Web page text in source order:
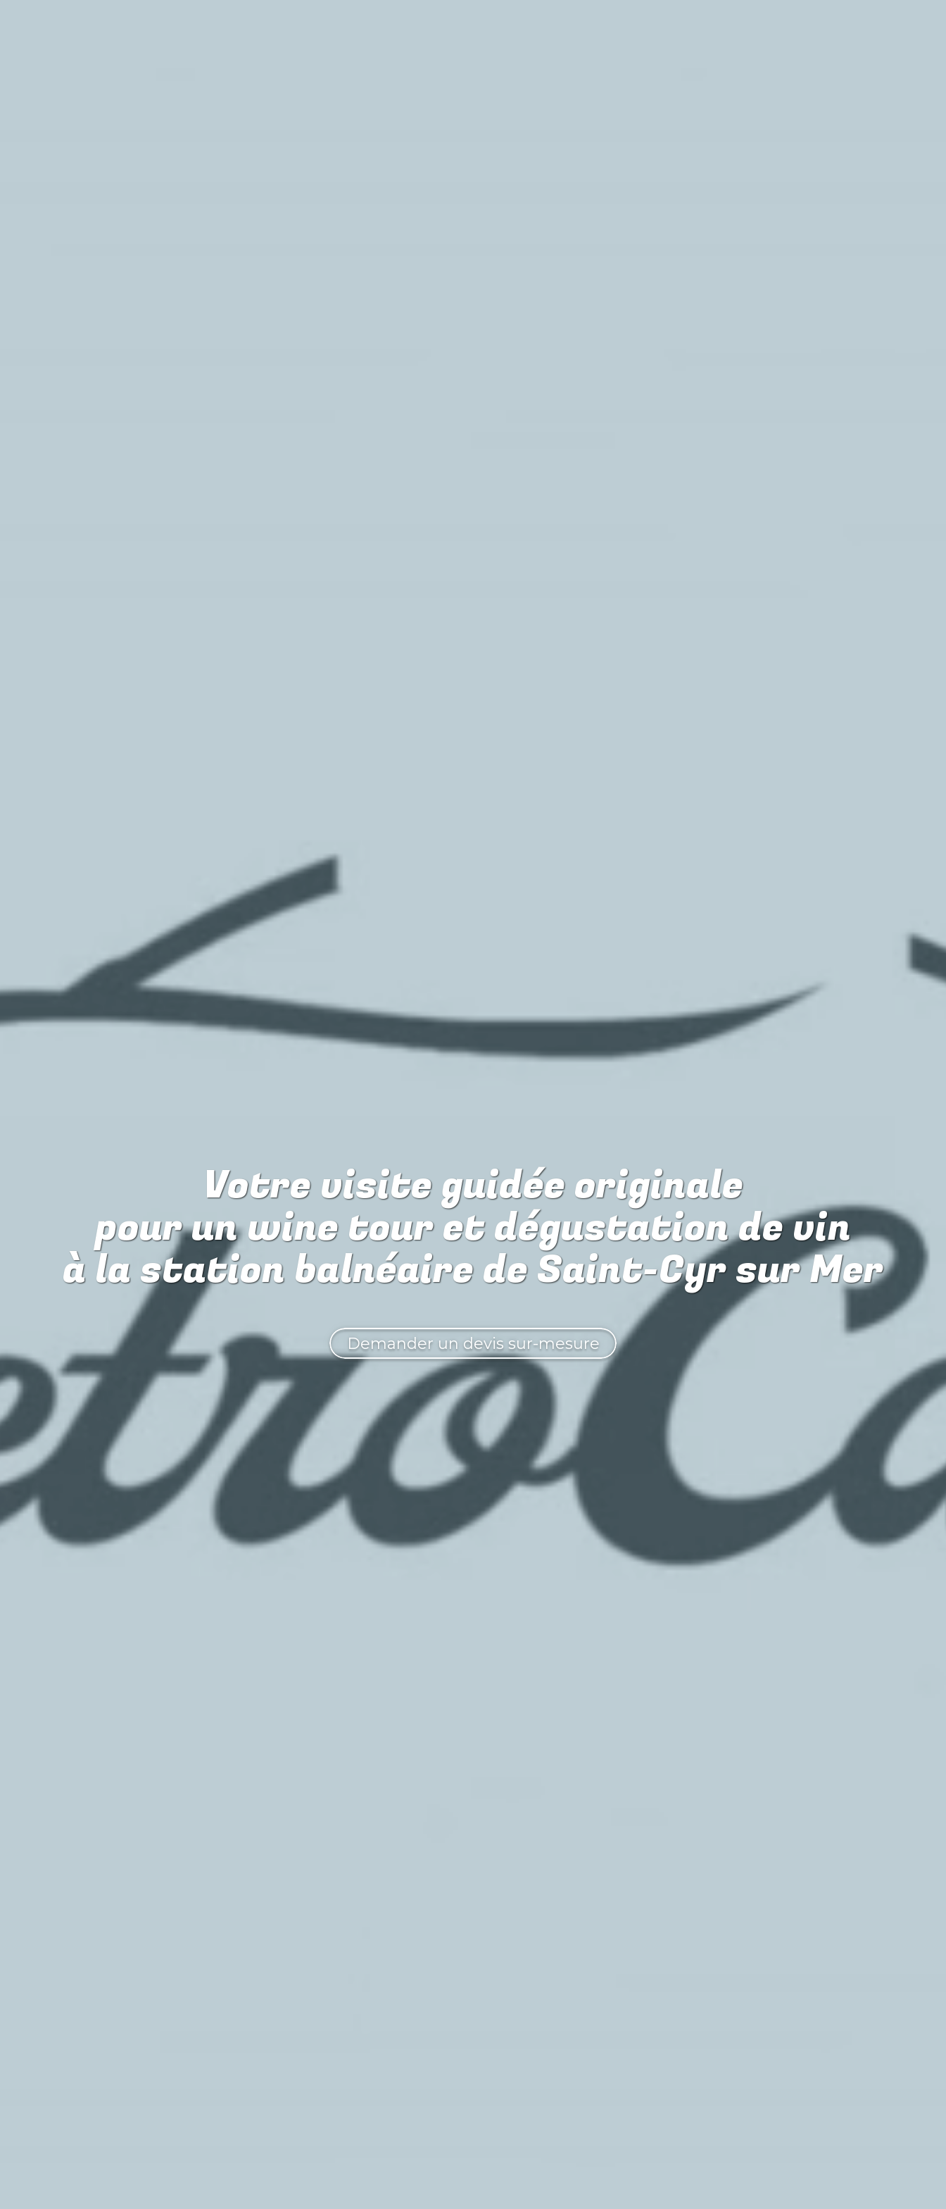
Votre visite guidée originale
pourun wine tour et dégustation de vin
à la station balnéaire de Saint-Cyr sur Mer
Demander un devis sur-mesure